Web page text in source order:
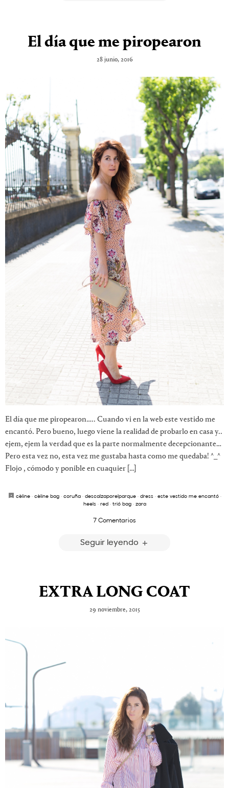
El día que me piropearon
28 junio, 2016
El día que me piropearon….. Cuando vi en la web este vestido me
encantó. Pero bueno, luego viene la realidad de probarlo en casa y..
ejem, ejem la verdad que es la parte normalmente decepcionante…
Pero esta vez no, esta vez me gustaba hasta como me quedaba! ^_^
Flojo , cómodo y ponible en cuaquier […]
cèline· cèline bag· coruña· descalzaporelparque· dress· este vestido me encantó·
heels· red· trió bag· zara
7 Comentarios
Seguir leyendo
EXTRA LONG COAT
29 noviembre, 2015